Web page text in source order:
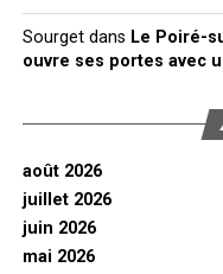
Sourgetdans Le Poiré-
ouvre ses portes avec
août 2026
juillet 2026
juin 2026
mai 2026